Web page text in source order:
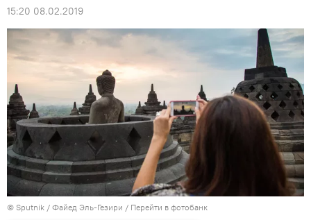
15:20 08.02.2019
© Sputnik / Файед Эль-Гезири / Перейти в фотобанк